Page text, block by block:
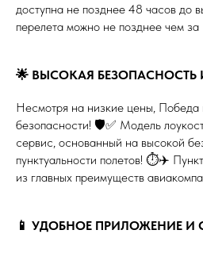
доступна не позднее 48 часов до
перелета можно не позднее чем
🌟 ВЫСОКАЯ БЕЗОПАСНОСТЬ
Несмотря на низкие цены, Победа
безопасности! 🛡️✅ Модель
сервис, основанный на высокой
пунктуальности полетов! ⏱️✈️
из главных преимуществ
📱 УДОБНОЕ ПРИЛОЖЕНИЕ И